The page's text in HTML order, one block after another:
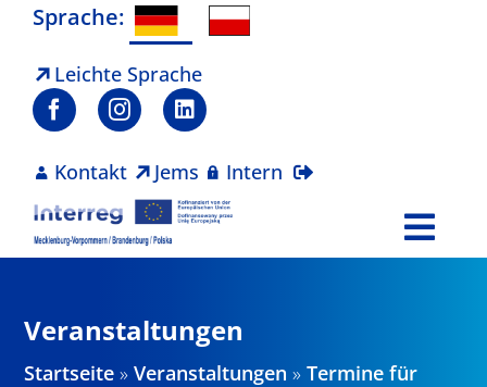
Zum
springen
Sprache:
Leichte Sprache
Kontakt Jems Intern
Projekte
Veranstaltungen
Startseite »Veranstaltungen »Termine für